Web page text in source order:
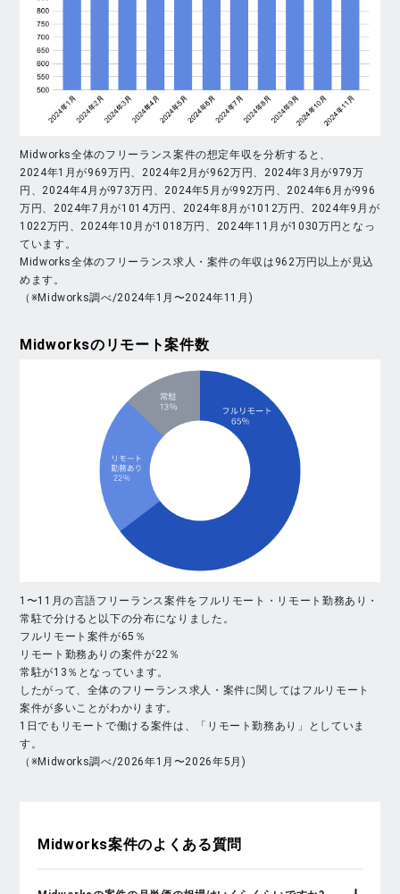
Midworks全体のフリーランス案件の想定年収を分析すると、
2024年1月が969万円、2024年2月が962万円、2024年3月が979万
円、2024年4月が973万円、2024年5月が992万円、2024年6月が996
万円、2024年7月が1014万円、2024年8月が1012万円、2024年9月が
1022万円、2024年10月が1018万円、2024年11月が1030万円となっ
ています。
Midworks全体のフリーランス求人・案件の年収は962万円以上が見込
めます。
（※Midworks調べ/2024年1月〜2024年11月)
Midworksのリモート案件数
1〜11月の言語フリーランス案件をフルリモート・リモート勤務あり・
常駐で分けると以下の分布になりました。
フルリモート案件が65％
リモート勤務ありの案件が22％
常駐が13％となっています。
したがって、全体のフリーランス求人・案件に関してはフルリモート
案件が多いことがわかります。
1日でもリモートで働ける案件は、「リモート勤務あり」としていま
す。
（※Midworks調べ/2026年1月〜2026年5月)
Midworks案件のよくある質問